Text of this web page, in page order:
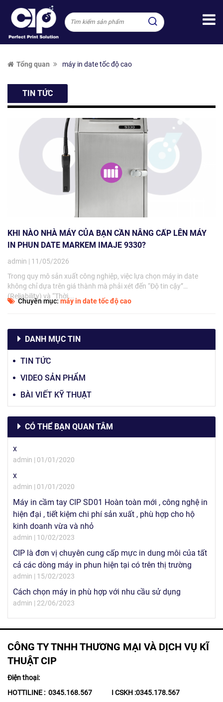
Tổng quan máy in date tốc độ cao
TIN TỨC
KHI NÀO NHÀ MÁY CỦA BẠN CẦN NÂNG CẤP LÊN MÁY
IN PHUN DATE MARKEM IMAJE 9330?
admin | 11/05/2026
Trong quy mô sản xuất công nghiệp, việc lựa chọn máy in date
không chỉ dựa trên giá thành mà phải xét đến “Độ tin cậy”
(Reliability) và “Thời...
Chuyên mục:máy in date tốc độ cao
DANH MỤC TIN
TIN TỨC
VIDEO SẢN PHẨM
BÀI VIẾT KỸ THUẬT
CÓ THỂ BẠN QUAN TÂM
x
admin | 01/01/2020
x
admin | 01/01/2020
Máy in cầm tay CIP SD01 Hoàn toàn mới , công nghệ in
hiện đại , tiết kiệm chi phí sản xuất , phù hợp cho hộ
kinh doanh vừa và nhỏ
admin | 10/02/2023
CIP là đơn vị chuyên cung cấp mực in dung môi của tất
cả các dòng máy in phun hiện tại có trên thị trường
admin | 15/02/2023
Cách chọn máy in phù hợp với nhu cầu sử dụng
admin | 22/06/2023
CÔNG TY TNHH THƯƠNG MẠI VÀ DỊCH VỤ KĨ
THUẬT CIP
Điện thoại:
HOTTILINE : 0345.168.567 I CSKH :0345.178.567